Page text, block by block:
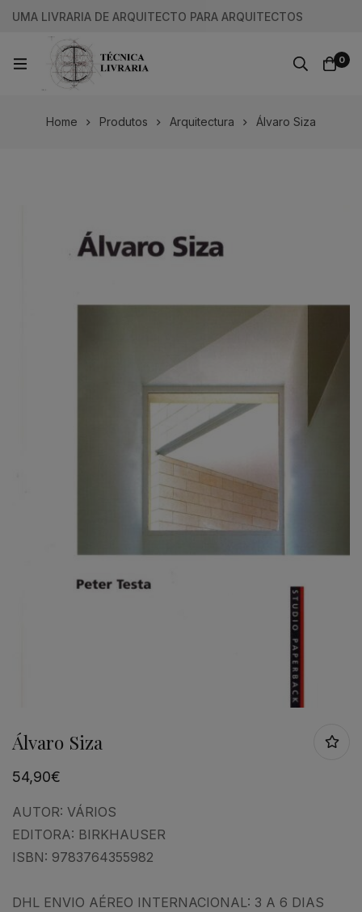
UMA LIVRARIA DE ARQUITECTO PARA ARQUITECTOS
0
Home Produtos Arquitectura Álvaro Siza
Álvaro Siza
54,90€
AUTOR: VÁRIOS
EDITORA: BIRKHAUSER
ISBN: 9783764355982
DHL ENVIO AÉREO INTERNACIONAL: 3 A 6 DIAS